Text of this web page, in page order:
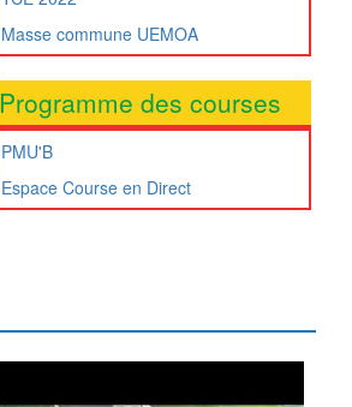
Masse commune UEMOA
Programme des courses
PMU'B
Espace Course en Direct